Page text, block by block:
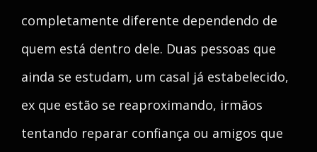
completamente diferente dependendo de
quem está dentro dele. Duas pessoas que
ainda se estudam, um casal já estabelecido,
ex que estão se reaproximando, irmãos
tentando reparar confiança ou amigos que